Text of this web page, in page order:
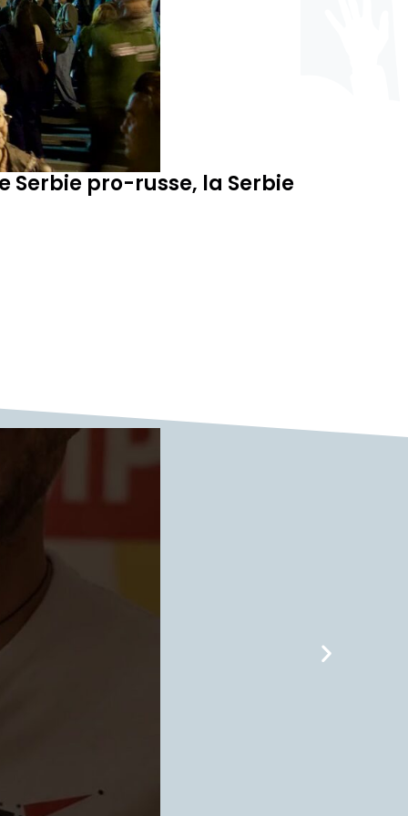
Serbie pro-russe, la Serbie